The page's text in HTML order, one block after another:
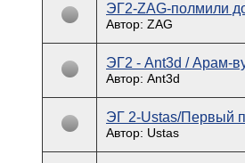
ЭГ2-ZAG-полмили
Автор: ZAG
ЭГ2 - Ant3d / Арам-
Автор: Ant3d
ЭГ 2-Ustas/Первый
Автор: Ustas